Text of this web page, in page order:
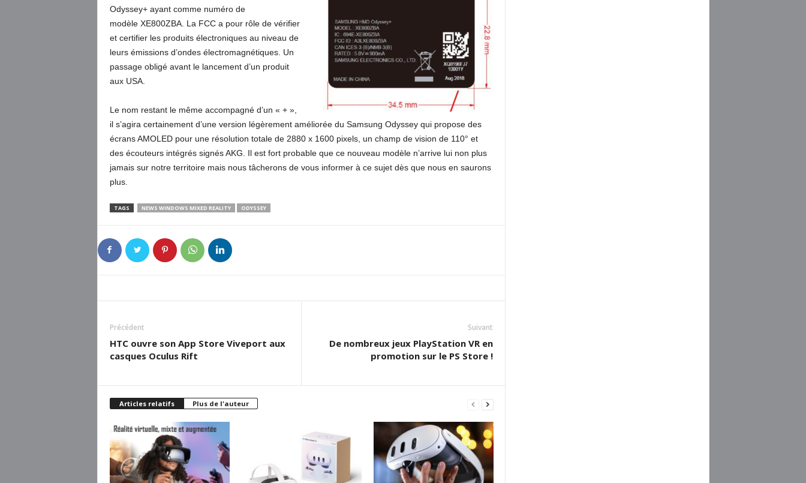
Odyssey+ ayant comme numéro de
modèle XE800ZBA. La FCC a pour rôle de vérifier
et certifier les produits électroniques au niveau de
leurs émissions d’ondes électromagnétiques. Un
passage obligé avant le lancement d’un produit
aux USA.
Le nom restant le même accompagné d’un « + »,
il s’agira certainement d’une version légèrement améliorée du Samsung Odyssey qui propose des
écrans AMOLED pour une résolution totale de 2880 x 1600 pixels, un champ de vision de 110° et
des écouteurs intégrés signés AKG. Il est fort probable que ce nouveau modèle n’arrive lui non plus
jamais sur notre territoire mais nous tâcherons de vous informer à ce sujet dès que nous en saurons
plus.
TAGS NEWS WINDOWS MIXED REALITY ODYSSEY
Précédent
HTC ouvre son App Store Viveport aux
casques Oculus Rift
Suivant
De nombreux jeux PlayStation VR en
promotion sur le PS Store !
Articles relatifs Plus de l'auteur